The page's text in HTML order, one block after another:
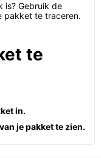
is? Gebruik de
pakket te traceren.
te
in.
je pakket te zien.